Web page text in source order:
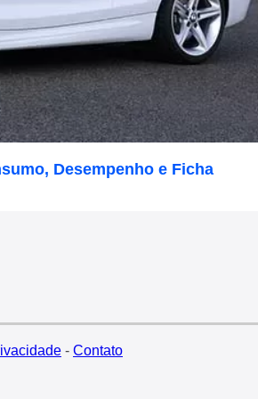
Desempenho e Ficha
- Contato